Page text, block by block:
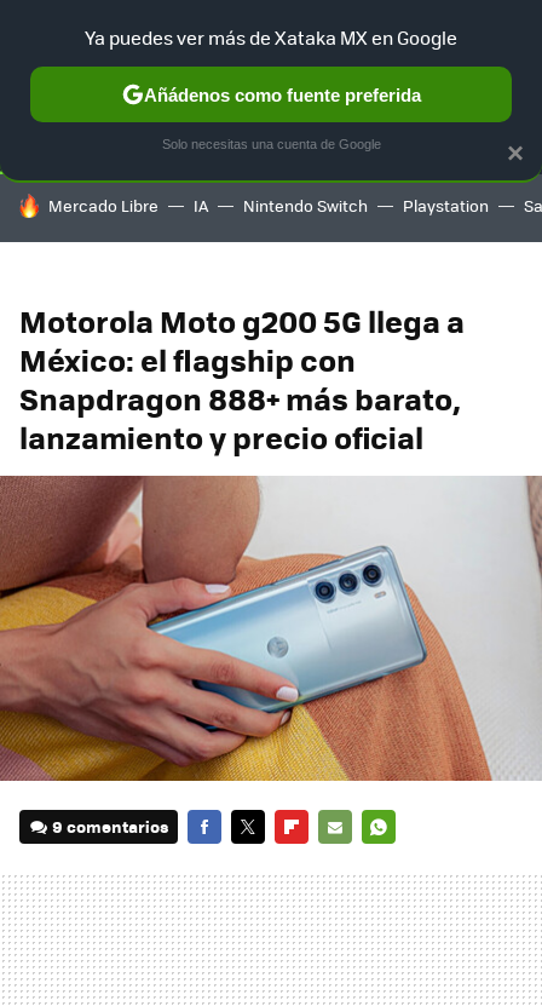
SELECCIÓN GAMING HOME AUTO TERRITORIO
HOY SE HABLA DE
Mercado Libre IA Nintendo Switch Playstation
Motorola Moto g200 5G llega a
México: el flagship con
Snapdragon 888+ más barato,
lanzamiento y precio oficial
9 comentarios
MAIL
×
Ya puedes ver más de Xataka MX en Google
Añádenos como fuente preferida
Solo necesitas una cuenta de Google